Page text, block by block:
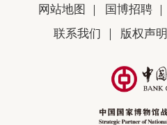
网站地图 国博招聘
联系我们
版权声明